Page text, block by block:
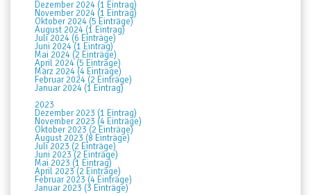
Dezember 2024 (1 Eintrag)
November 2024 (1 Eintrag)
Oktober 2024 (5 Einträge)
August 2024 (1 Eintrag)
Juli 2024 (6 Einträge)
Juni 2024 (1 Eintrag)
Mai 2024 (2 Einträge)
April 2024 (5 Einträge)
März 2024 (4 Einträge)
Februar 2024 (2 Einträge)
Januar 2024 (1 Eintrag)
2023
Dezember 2023 (1 Eintrag)
November 2023 (4 Einträge)
Oktober 2023 (2 Einträge)
August 2023 (8 Einträge)
Juli 2023 (2 Einträge)
Juni 2023 (2 Einträge)
Mai 2023 (1 Eintrag)
April 2023 (2 Einträge)
Februar 2023 (4 Einträge)
Januar 2023 (3 Einträge)